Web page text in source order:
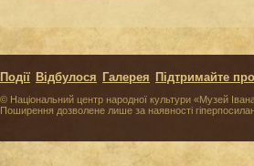
© Національний центр народної культури «Музей
Поширення дозволене лише за наявності
Події Відбулося Галерея Підтримайте